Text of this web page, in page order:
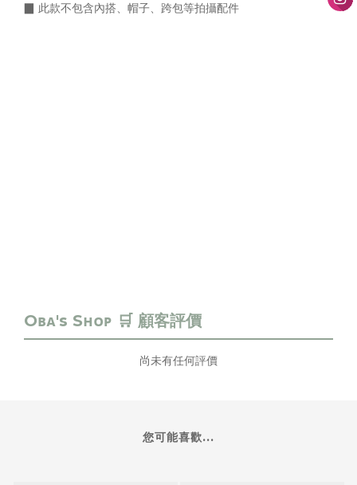
▉ 此款不包含內搭、帽子、跨包等拍攝配件
尚未有任何評價
您可能喜歡...